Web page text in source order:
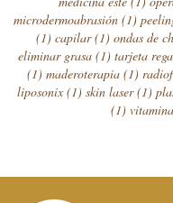
microdermoabrasión (1)
(1) capilar(1) ondas de
eliminar grasa (1) tarjeta
(1) maderoterapia (1)
liposonix (1) skin laser(1)
(1)